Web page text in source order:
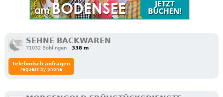
SEHNE BACKWAREN
71032 Böblingen 338 m
telefonisch anfragen
request by phone